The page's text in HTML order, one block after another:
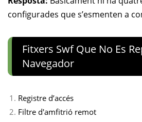
configurades que s’esmenten a
Fitxers Swf Que No Es
Navegador
Registre d’accés
Filtre d'amfitrió remot